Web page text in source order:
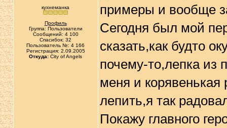
кухнеманка
Профиль
Группа: Пользователи
Сообщений: 4 100
Спасибок: 32
Пользователь №: 4 166
Регистрация: 2.09.2005
Откуда: City of Angels
примеры и вообще
Сегодня был мой
сказать,как будто
почему-то,лепка из
меня и корявенькая
лепить,я так
Покажу главного